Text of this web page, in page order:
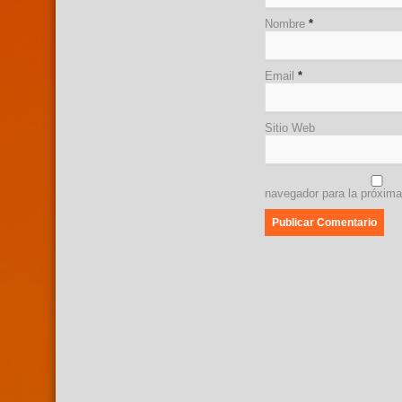
Nombre *
Email *
Sitio Web
navegador para la